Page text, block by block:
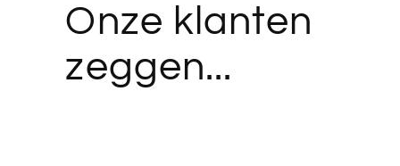
Onze klanten
zeggen...